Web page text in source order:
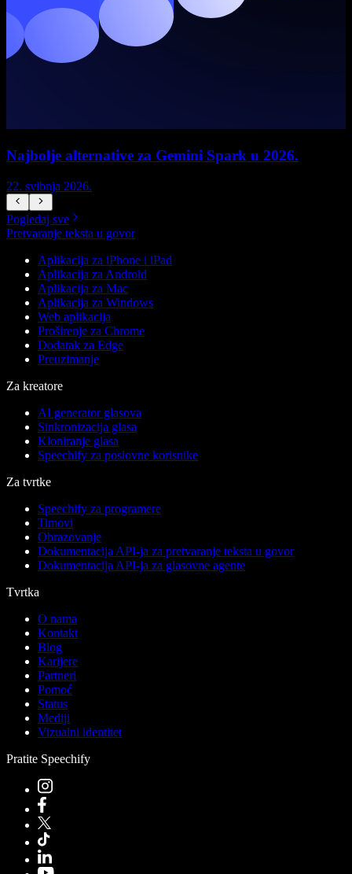
Najbolje alternative za Gemini Spark u 2026.
22. svibnja 2026.
Pogledaj sve
Pretvaranje teksta u govor
Aplikacija za iPhone i iPad
Aplikacija za Android
Aplikacija za Mac
Aplikacija za Windows
Web aplikacija
Proširenje za Chrome
Dodatak za Edge
Preuzimanje
Za kreatore
AI generator glasova
Sinkronizacija glasa
Kloniranje glasa
Speechify za poslovne korisnike
Za tvrtke
Speechify za programere
Timovi
Obrazovanje
Dokumentacija API-ja za pretvaranje teksta u govor
Dokumentacija API-ja za glasovne agente
Tvrtka
O nama
Kontakt
Blog
Karijere
Partneri
Pomoć
Status
Mediji
Vizualni identitet
Pratite Speechify